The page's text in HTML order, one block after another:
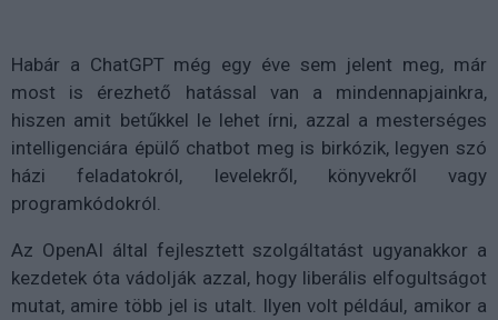
Habár a ChatGPT még egy éve sem jelent meg, már
most is érezhető hatással van a mindennapjainkra,
hiszen amit betűkkel le lehet írni, azzal a mesterséges
intelligenciára épülő chatbot meg is birkózik, legyen szó
házi feladatokról, levelekről, könyvekről vagy
programkódokról.
Az OpenAI által fejlesztett szolgáltatást ugyanakkor a
kezdetek óta vádolják azzal, hogy liberális elfogultságot
mutat, amire több jel is utalt. Ilyen volt például, amikor a